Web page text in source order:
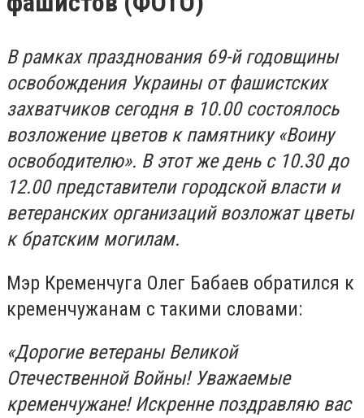
В рамках празднования 69-й годовщины
освобождения Украины от фашистских
захватчиков сегодня в 10.00 состоялось
возложение цветов к памятнику «Воину
освободителю». В этот же день с 10.30 до
12.00 представители городской власти и
ветеранских организаций возложат цветы
к братским могилам.
Мэр Кременчуга Олег Бабаев обратился к
кременчужанам с такими словами:
«Дорогие ветераны Великой
Отечественной Войны! Уважаемые
кременчужане! Искренне поздравляю вас